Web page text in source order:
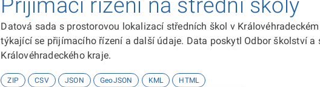
Přijímací řízení na střední školy
Datová sada s prostorovou lokalizací středních škol v
týkající se přijímacího řízení a další údaje. Data poskytl Odbor školství a
Královéhradeckého kraje.
ZIP CSV JSON GeoJSON KML
HTML